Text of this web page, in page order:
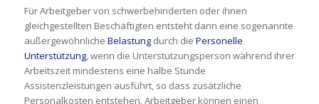
Für Arbeitgeber von schwerbehinderten oder ihnen
gleichgestellten Beschäftigten entsteht dann eine sogenannte
außergewöhnliche Belastungdurch die Personelle
Unterstützung, wenn die Unterstützungsperson während ihrer
Arbeitszeit mindestens eine halbe Stunde
Assistenzleistungen ausführt, so dass zusätzliche
Personalkosten entstehen. Arbeitgeber können einen